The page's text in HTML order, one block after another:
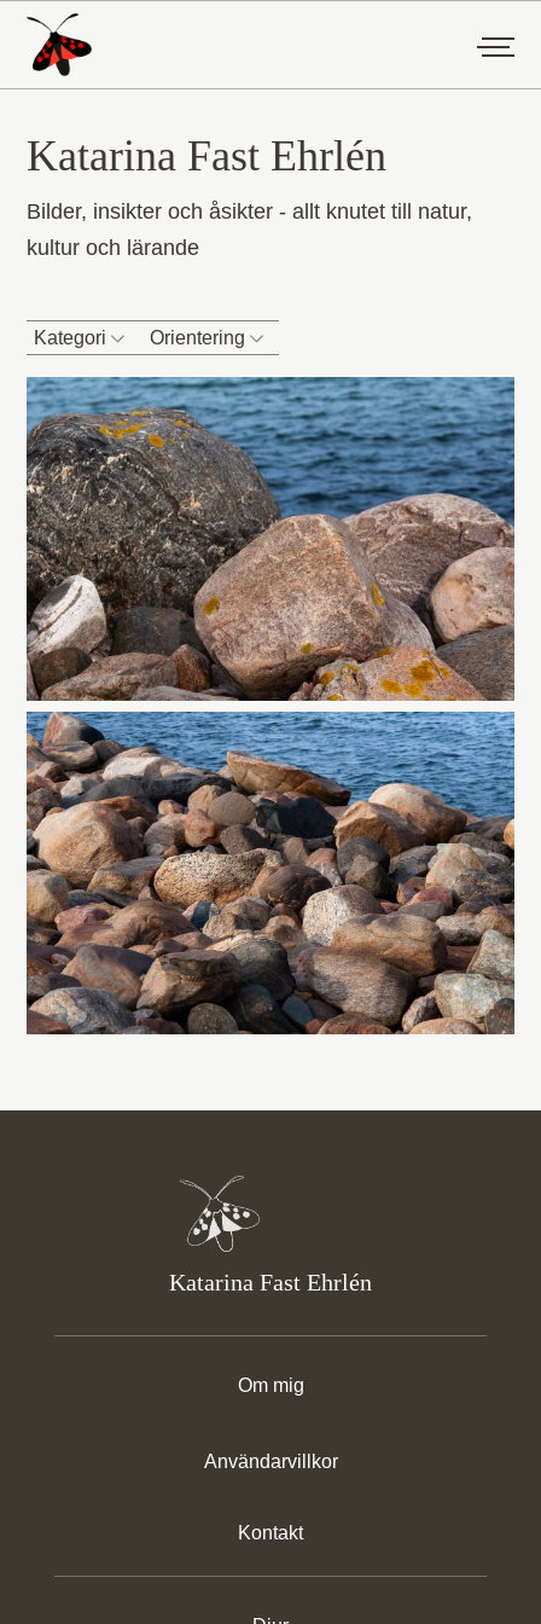
Katarina Fast Ehrlén
Bilder, insikter och åsikter - allt knutet till natur,
kultur och lärande
Kategori Orientering
Katarina Fast Ehrlén
Om mig
Användarvillkor
Kontakt